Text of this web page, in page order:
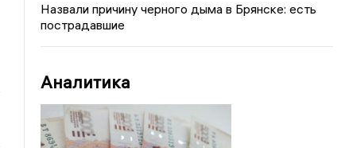
Назвали причину черного дыма в Брянске: есть
пострадавшие
Аналитика